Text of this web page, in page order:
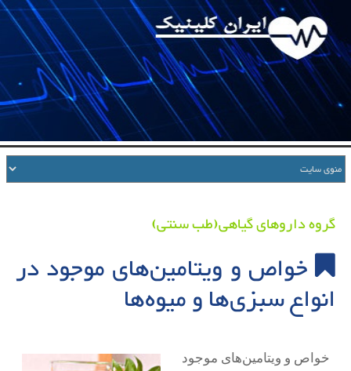
گروه داروهای گیاهی(طب سنتی)
خواص و ویتامین‌های موجود در
انواع سبزی‌ها و میوه‌ها
خواص و ویتامین‌های موجود